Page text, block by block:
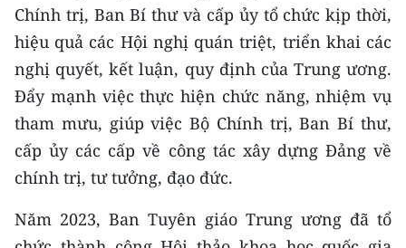
THỜI NAY
NHÂN DÂN CUỐI TUẦN
NHÂN DÂN HẰNG THÁNG
MUA BÁO
Chính trị, Ban Bí thư và cấp ủy tổ chức kịp thời,
hiệu quả các Hội nghị quán triệt, triển khai các
nghị quyết, kết luận, quy định của Trung ương.
Đẩy mạnh việc thực hiện chức năng, nhiệm vụ
tham mưu, giúp việc Bộ Chính trị, Ban Bí thư,
cấp ủy các cấp về công tác xây dựng Đảng về
chính trị, tư tưởng, đạo đức.
Năm 2023, Ban Tuyên giáo Trung ương đã tổ